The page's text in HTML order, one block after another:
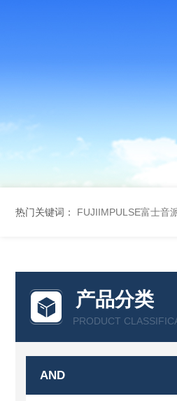
热门关键词： FUJIIMPULSE富士音
产品分类
PRODUCT
AND